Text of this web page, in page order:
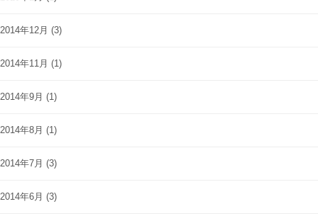
2014年12月 (3)
2014年11月 (1)
2014年9月 (1)
2014年8月 (1)
2014年7月 (3)
2014年6月 (3)